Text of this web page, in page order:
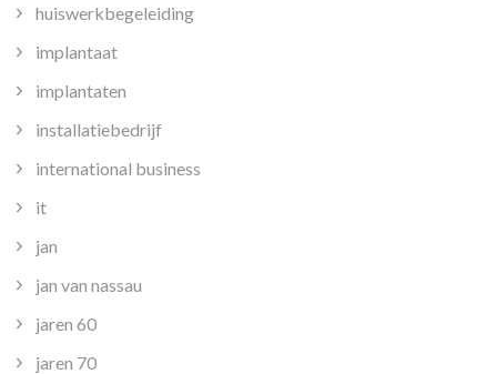
huiswerkbegeleiding
implantaat
implantaten
installatiebedrijf
international business
it
jan
jan van nassau
jaren 60
jaren 70